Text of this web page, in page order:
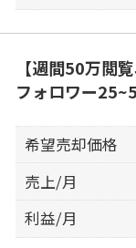
【週間50万閲
フォロワー
希望売却価格
売上/月
利益/月